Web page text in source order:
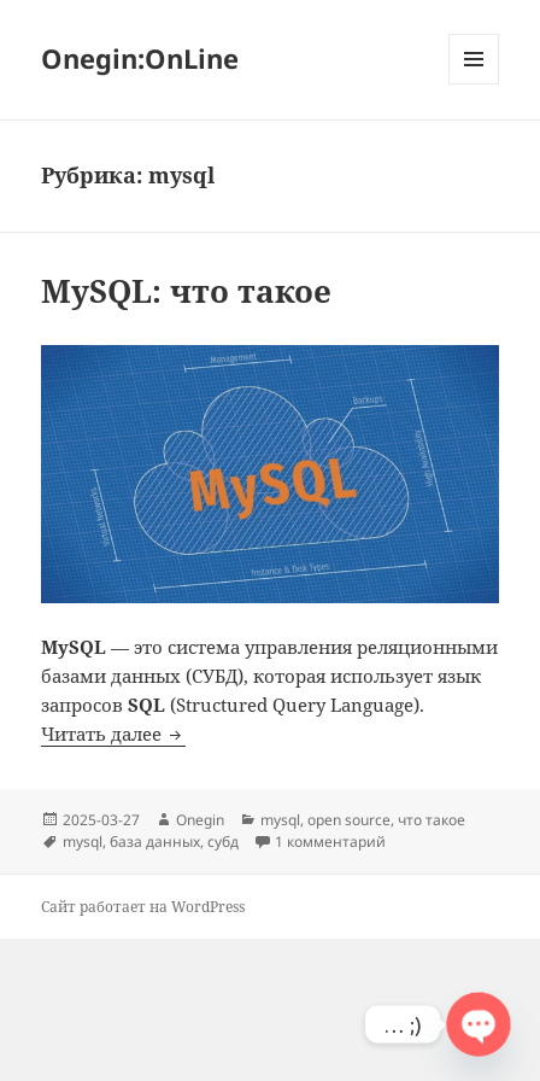
Onegin:OnLine
Рубрика:mysql
MySQL: что такое
MySQL — это система управления реляционными
базами данных (СУБД), которая использует язык
запросовSQL (Structured Query Language).
Читать далее MySQL: что такое
Опубликовано
2025-03-27 Автор
Onegin Рубрики
mysql,open source, что такое
Метки
mysql,база данных,субд 1 комментарий
Сайт работает на WordPress
… ;)
OPEN